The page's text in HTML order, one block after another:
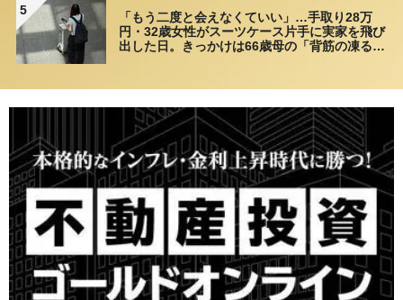
5
「もう二度と会えなくていい」…手取り28万
円・32歳女性がスーツケース片手に実家を飛び
出した日。きっかけは66歳母の「背筋の凍る一